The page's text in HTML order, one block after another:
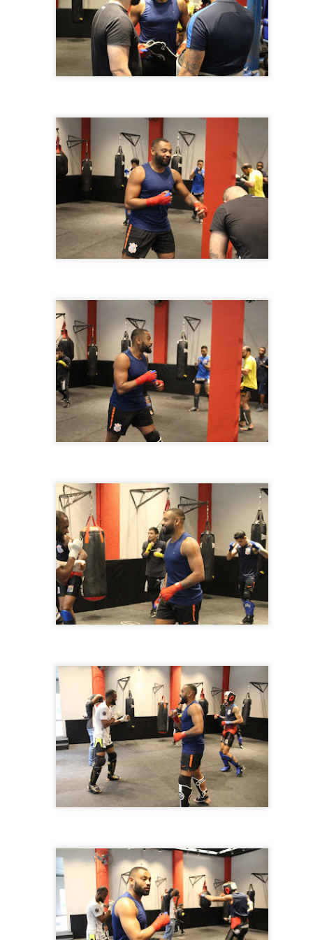
Na tarde desta sexta-feira (18), a Estrela Lojas inaugurou sua 35º
loja, e mais uma vez contou com a presença de Mc Mirella.
loja parou a zona sul de SP, e com muita animação, distribuiu brindes
os clientes e curiosos que compareceram ao local. Além dos
a loja também distribuiu algodão doce, pipoca, refrigerante para
Leonardo e Bruno & Marrone apresentam nova
temporada de "Cabaré"!
grandes nomes da música sertaneja estão na estrada e arrastando
multidão para uma grande festa. Os cantores Leonardo e Bruno &
se uniram recentemente para levar a turnê do consagrado
"Cabaré" ás principais cidades do Brasil e acabaram de
uma grande novidade aos fãs.
artistas se apresentam no próximo dia 16 de abril, no Allianz
Maiara & Maraísa lotam show em SP!
Na noite deste domingo (06), a Arena São Caetano em SP, foi
palco do super show das gêmeas mais queridas do Brasil, Maiara
os protocolos contra a Covid-19, o publico presente precisava
a carteira de vacinação com no mínimo 2 doses, caso contrário,
quem deu inicio a festa, foi o cantor Gabriel Lopes. Gabriel tratou de
o publico presente para cantar e dançar muito e apesar do calor,
Na tarde deste sábado (05), o Estância Alto da Serra em SP foi
palco da gravação do mais novo DVD "Raiz" de Lauana Prado.
os protocolos contra a Covid-19, o publico presente precisava
a carteira de vacinação com no mínimo 2 doses e a capacidade
casa estava reduzida.
do calor, o publico compareceu e estava muito ansioso para
a gravação e aproveitaram para se deliciar com um belo almoço
aperitivos que a casa oferece.
Baile das Perigosas agita carnaval em Caieiras!
a produtora Love Funk e agitou o carnaval de quem não viajou.
todos os protocolos contra a Covid-19 e as restrições do
o publico presente tinha que exibir o comprovante da vacina
no mínimo 2 doses, caso contrário, seria barrado(a).
quem começou a festa, foi a Dj Ju Santana, que tratou de esquentar
publico presente.
Stefanie Mônaco lança música em SP!
Na noite desta sexta-feira (11), a nova sensação e aposta do
Mônaco vem ganhando grande destaque na música, já que
timbre e tom de voz impressionam e deixa qualquer um de boca
Stefanie possui uma grande bagagem na música e participou de
programas de TV e da aulas de canto.